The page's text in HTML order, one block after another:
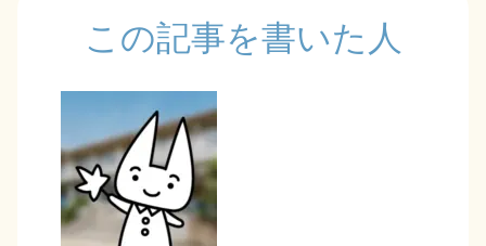
この記事を書いた人